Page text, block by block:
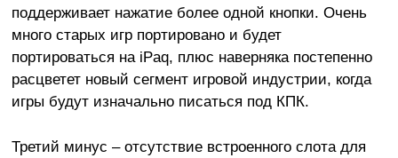
поддерживает нажатие более одной кнопки. Очень
много старых игр портировано и будет
портироваться на iPaq, плюс наверняка постепенно
расцветет новый сегмент игровой индустрии, когда
игры будут изначально писаться под КПК.
Третий минус – отсутствие встроенного слота для